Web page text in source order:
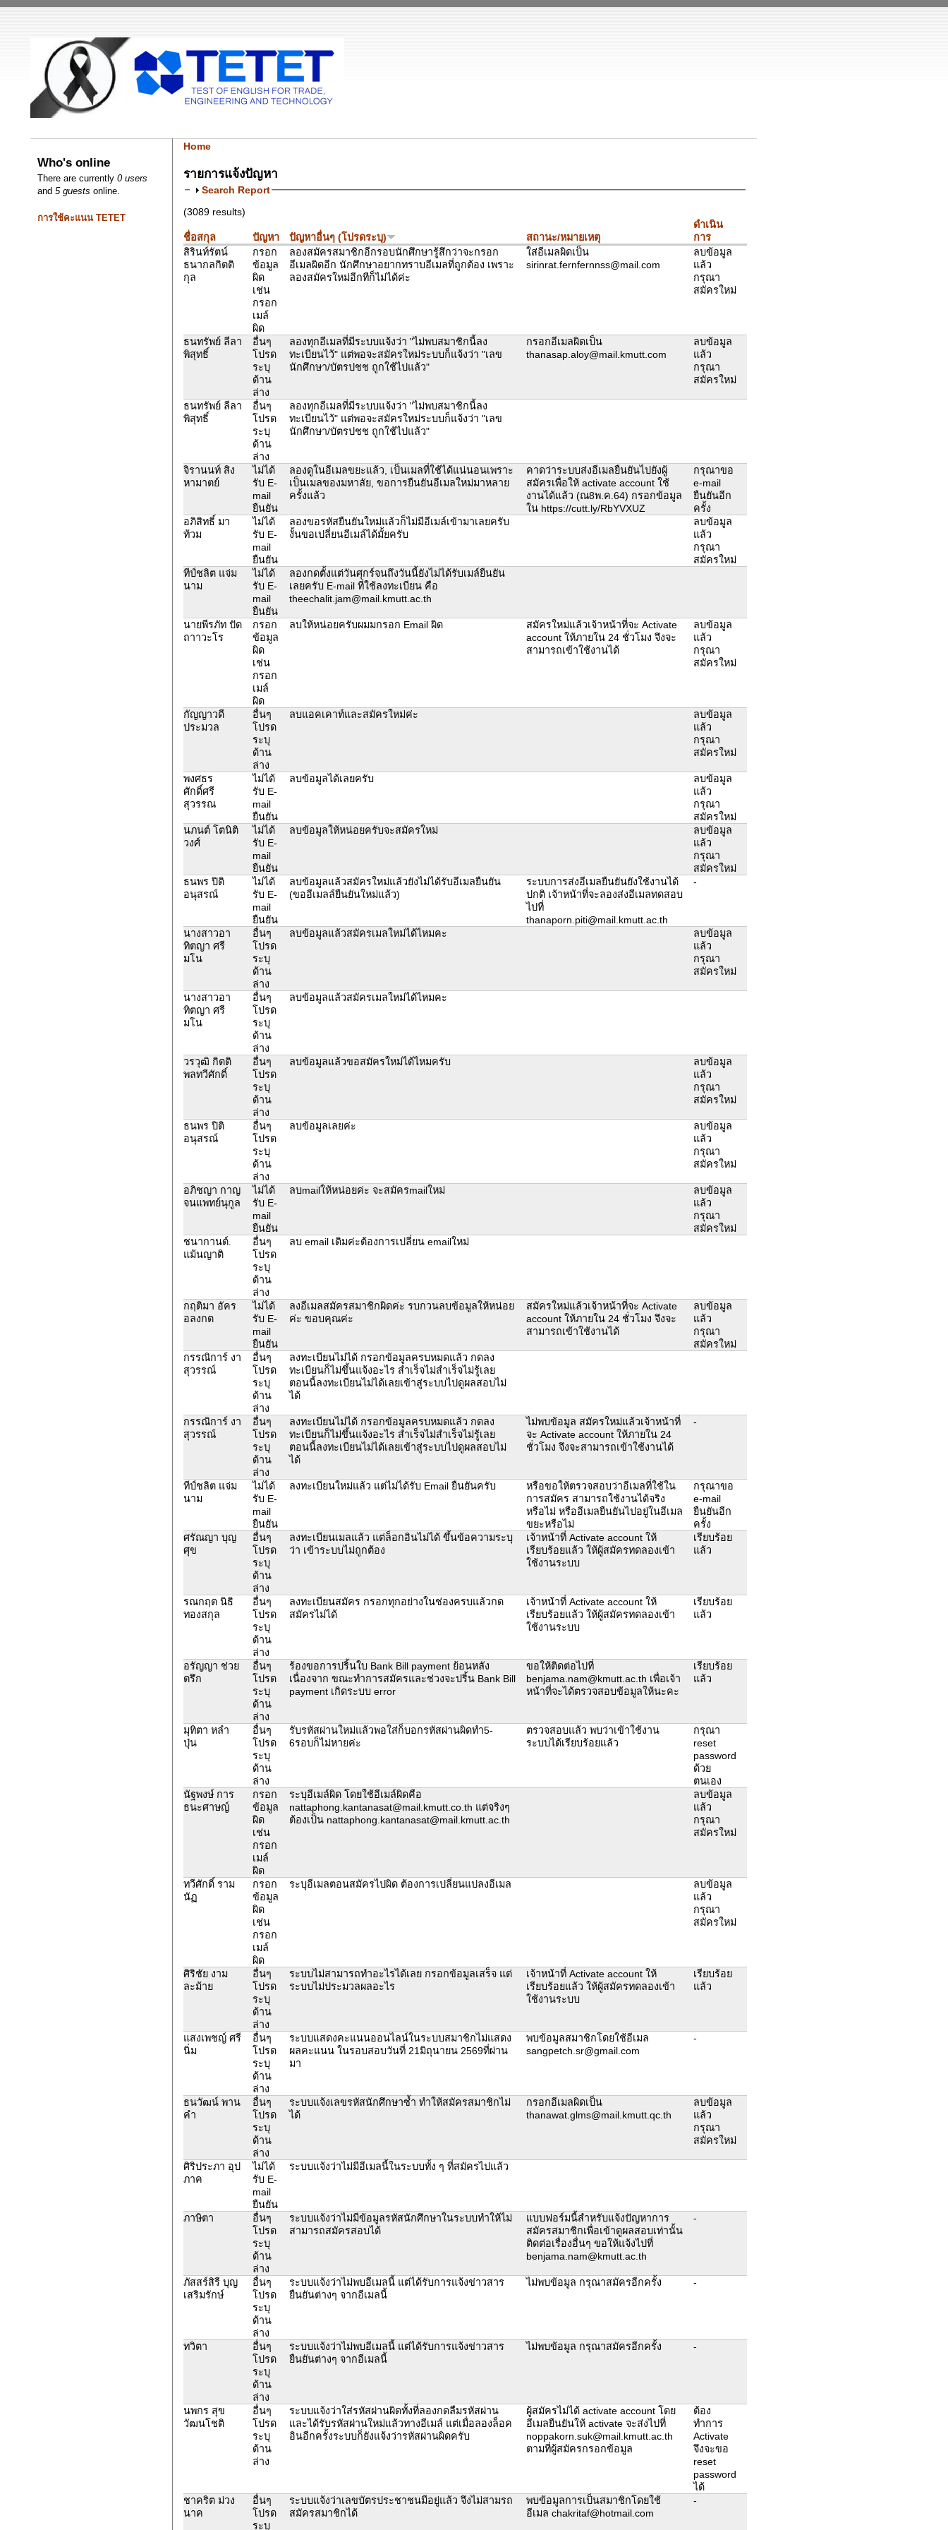
Who's online
There are currently0 users
and5 guests online.
การใช้คะแนน TETET
Home
รายการแจ้งปัญหา
Search Report
(3089 results)
ชื่อสกุล ปัญหา ปัญหาอื่นๆ (โปรดระบุ) สถานะ/หมายเหตุ
ดำเนิน
การ
สิรินท์รัตน์
ธนากลกิตติ
กุล
กรอก
ข้อมูล
ผิด
เช่น
กรอก
เมล์
ผิด
ลองสมัครสมาชิกอีกรอบนักศึกษารู้สึกว่าจะกรอก
อีเมลผิดอีก นักศึกษาอยากทราบอีเมลที่ถูกต้อง เพราะ
ลองสมัครใหม่อีกทีก็ไม่ได้ค่ะ
ใส่อีเมลผิดเป็น
sirinrat.fernfernnss@mail.com
ลบข้อมูล
แล้ว
กรุณา
สมัครใหม่
ธนทรัพย์ ลีลา
พิสุทธิ์
อื่นๆ
โปรด
ระบุ
ด้าน
ล่าง
ลองทุกอีเมลที่มีระบบแจ้งว่า "ไม่พบสมาชิกนี้ลง
ทะเบียนไว้" แต่พอจะสมัครใหม่ระบบก็แจ้งว่า "เลข
นักศึกษา/บัตรปชช ถูกใช้ไปแล้ว"
กรอกอีเมลผิดเป็น
thanasap.aloy@mail.kmutt.com
ลบข้อมูล
แล้ว
กรุณา
สมัครใหม่
ธนทรัพย์ ลีลา
พิสุทธิ์
อื่นๆ
โปรด
ระบุ
ด้าน
ล่าง
ลองทุกอีเมลที่มีระบบแจ้งว่า "ไม่พบสมาชิกนี้ลง
ทะเบียนไว้" แต่พอจะสมัครใหม่ระบบก็แจ้งว่า "เลข
นักศึกษา/บัตรปชช ถูกใช้ไปแล้ว"
จิรานนท์ สิง
หามาตย์
ไม่ได้
รับ E-
mail
ยืนยัน
ลองดูในอีเมลขยะแล้ว, เป็นเมลที่ใช้ได้แน่นอนเพราะ
เป็นเมลของมหาลัย, ขอการยืนยันอีเมลใหม่มาหลาย
ครั้งแล้ว
คาดว่าระบบส่งอีเมลยืนยันไปยังผู้
สมัครเพื่อให้ activate account ใช้
งานได้แล้ว (ณ8พ.ค.64) กรอกข้อมูล
ใน https://cutt.ly/RbYVXUZ
กรุณาขอ
e-mail
ยืนยันอีก
ครั้ง
อภิสิทธิ์ มา
ท้วม
ไม่ได้
รับ E-
mail
ยืนยัน
ลองขอรหัสยืนยันใหม่แล้วก็ไม่มีอีเมล์เข้ามาเลยครับ
งั้นขอเปลี่ยนอีเมล์ได้มั้ยครับ
ลบข้อมูล
แล้ว
กรุณา
สมัครใหม่
ทีป์ชลิต แจ่ม
นาม
ไม่ได้
รับ E-
mail
ยืนยัน
ลองกดตั้งแต่วันศุกร์จนถึงวันนี้ยังไม่ได้รับเมล์ยืนยัน
เลยครับ E-mail ที่ใช้ลงทะเบียน คือ
theechalit.jam@mail.kmutt.ac.th
นายพีรภัท ปัด
ถาาวะโร
กรอก
ข้อมูล
ผิด
เช่น
กรอก
เมล์
ผิด
ลบให้หน่อยครับผมมกรอก Email ผิด
สมัครใหม่แล้วเจ้าหน้าที่จะ Activate
account ให้ภายใน 24 ชั่วโมง จึงจะ
สามารถเข้าใช้งานได้
ลบข้อมูล
แล้ว
กรุณา
สมัครใหม่
กัญญาวดี
ประมวล
อื่นๆ
โปรด
ระบุ
ด้าน
ล่าง
ลบแอคเคาท์และสมัครใหม่ค่ะ
ลบข้อมูล
แล้ว
กรุณา
สมัครใหม่
พงศธร
ศักดิ์ศรี
สุวรรณ
ไม่ได้
รับ E-
mail
ยืนยัน
ลบข้อมูลได้เลยครับ
ลบข้อมูล
แล้ว
กรุณา
สมัครใหม่
นภนต์ โตนิติ
วงศ์
ไม่ได้
รับ E-
mail
ยืนยัน
ลบข้อมูลให้หน่อยครับจะสมัครใหม่
ลบข้อมูล
แล้ว
กรุณา
สมัครใหม่
ธนพร ปิติ
อนุสรณ์
ไม่ได้
รับ E-
mail
ยืนยัน
ลบข้อมูลแล้วสมัครใหม่แล้วยังไม่ได้รับอีเมลยืนยัน
(ขออีเมลล์ยืนยันใหม่แล้ว)
ระบบการส่งอีเมลยืนยันยังใช้งานได้
ปกติ เจ้าหน้าที่จะลองส่งอีเมลทดสอบ
ไปที่
thanaporn.piti@mail.kmutt.ac.th
-
นางสาวอา
ทิตญา ศรี
มโน
อื่นๆ
โปรด
ระบุ
ด้าน
ล่าง
ลบข้อมูลแล้วสมัครเมลใหม่ได้ไหมคะ
ลบข้อมูล
แล้ว
กรุณา
สมัครใหม่
นางสาวอา
ทิตญา ศรี
มโน
อื่นๆ
โปรด
ระบุ
ด้าน
ล่าง
ลบข้อมูลแล้วสมัครเมลใหม่ได้ไหมคะ
วรวุฒิ กิตติ
พลทวีศักดิ์
อื่นๆ
โปรด
ระบุ
ด้าน
ล่าง
ลบข้อมูลแล้วขอสมัครใหม่ได้ไหมครับ
ลบข้อมูล
แล้ว
กรุณา
สมัครใหม่
ธนพร ปิติ
อนุสรณ์
อื่นๆ
โปรด
ระบุ
ด้าน
ล่าง
ลบข้อมูลเลยค่ะ
ลบข้อมูล
แล้ว
กรุณา
สมัครใหม่
อภิชญา กาญ
จนแพทย์นุกูล
ไม่ได้
รับ E-
mail
ยืนยัน
ลบmailให้หน่อยค่ะ จะสมัครmailใหม่
ลบข้อมูล
แล้ว
กรุณา
สมัครใหม่
ชนากานต์.
แม้นญาติ
อื่นๆ
โปรด
ระบุ
ด้าน
ล่าง
ลบ email เดิมค่ะต้องการเปลี่ยน emailใหม่
กฤติมา อัคร
อลงกต
ไม่ได้
รับ E-
mail
ยืนยัน
ลงอีเมลสมัครสมาชิกผิดค่ะ รบกวนลบข้อมูลให้หน่อย
ค่ะ ขอบคุณค่ะ
สมัครใหม่แล้วเจ้าหน้าที่จะ Activate
account ให้ภายใน 24 ชั่วโมง จึงจะ
สามารถเข้าใช้งานได้
ลบข้อมูล
แล้ว
กรุณา
สมัครใหม่
กรรณิการ์ งา
สุวรรณ์
อื่นๆ
โปรด
ระบุ
ด้าน
ล่าง
ลงทะเบียนไม่ได้ กรอกข้อมูลครบหมดแล้ว กดลง
ทะเบียนก็ไม่ขึ้นแจ้งอะไร สำเร็จไม่สำเร็จไม่รู้เลย
ตอนนี้ลงทะเบียนไม่ได้เลยเข้าสู่ระบบไปดูผลสอบไม่
ได้
กรรณิการ์ งา
สุวรรณ์
อื่นๆ
โปรด
ระบุ
ด้าน
ล่าง
ลงทะเบียนไม่ได้ กรอกข้อมูลครบหมดแล้ว กดลง
ทะเบียนก็ไม่ขึ้นแจ้งอะไร สำเร็จไม่สำเร็จไม่รู้เลย
ตอนนี้ลงทะเบียนไม่ได้เลยเข้าสู่ระบบไปดูผลสอบไม่
ได้
ไม่พบข้อมูล สมัครใหม่แล้วเจ้าหน้าที่
จะ Activate account ให้ภายใน 24
ชั่วโมง จึงจะสามารถเข้าใช้งานได้
-
ทีป์ชลิต แจ่ม
นาม
ไม่ได้
รับ E-
mail
ยืนยัน
ลงทะเบียนใหม่แล้ว แต่ไม่ได้รับ Email ยืนยันครับ
หรือขอให้ตรวจสอบว่าอีเมลที่ใช้ใน
การสมัคร สามารถใช้งานได้จริง
หรือไม่ หรืออีเมลยืนยันไปอยู่ในอีเมล
ขยะหรือไม่
กรุณาขอ
e-mail
ยืนยันอีก
ครั้ง
ศรัณญา บุญ
ศุข
อื่นๆ
โปรด
ระบุ
ด้าน
ล่าง
ลงทะเบียนเมลแล้ว แต่ล็อกอินไม่ได้ ขึ้นข้อความระบุ
ว่า เข้าระบบไม่ถูกต้อง
เจ้าหน้าที่ Activate account ให้
เรียบร้อยแล้ว ให้ผู้สมัครทดลองเข้า
ใช้งานระบบ
เรียบร้อย
แล้ว
รณกฤต นิธิ
ทองสกุล
อื่นๆ
โปรด
ระบุ
ด้าน
ล่าง
ลงทะเบียนสมัคร กรอกทุกอย่างในช่องครบแล้วกด
สมัครไม่ได้
เจ้าหน้าที่ Activate account ให้
เรียบร้อยแล้ว ให้ผู้สมัครทดลองเข้า
ใช้งานระบบ
เรียบร้อย
แล้ว
อรัญญา ช่วย
ตรึก
อื่นๆ
โปรด
ระบุ
ด้าน
ล่าง
ร้องขอการปริ้นใบ Bank Bill payment ย้อนหลัง
เนื่องจาก ขณะทำการสมัครและช่วงจะปริ้น Bank Bill
payment เกิดระบบ error
ขอให้ติดต่อไปที่
benjama.nam@kmutt.ac.th เพื่อเจ้า
หน้าที่จะได้ตรวจสอบข้อมูลให้นะคะ
เรียบร้อย
แล้ว
มุทิตา หลำ
ปุ่น
อื่นๆ
โปรด
ระบุ
ด้าน
ล่าง
รับรหัสผ่านใหม่แล้วพอใส่ก็บอกรหัสผ่านผิดทำ5-
6รอบก็ไม่หายค่ะ
ตรวจสอบแล้ว พบว่าเข้าใช้งาน
ระบบได้เรียบร้อยแล้ว
กรุณา
reset
password
ด้วย
ตนเอง
นัฐพงษ์ การ
ธนะศาษญ์
กรอก
ข้อมูล
ผิด
เช่น
กรอก
เมล์
ผิด
ระบุอีเมล์ผิด โดยใช้อีเมล์ผิดคือ
nattaphong.kantanasat@mail.kmutt.co.th แต่จริงๆ
ต้องเป็น nattaphong.kantanasat@mail.kmutt.ac.th
ลบข้อมูล
แล้ว
กรุณา
สมัครใหม่
ทวีศักดิ์ ราม
นัฏ
กรอก
ข้อมูล
ผิด
เช่น
กรอก
เมล์
ผิด
ระบุอีเมลตอนสมัครไปผิด ต้องการเปลี่ยนแปลงอีเมล
ลบข้อมูล
แล้ว
กรุณา
สมัครใหม่
ศิริชัย งาม
ละม้าย
อื่นๆ
โปรด
ระบุ
ด้าน
ล่าง
ระบบไม่สามารถทำอะไรได้เลย กรอกข้อมูลเสร็จ แต่
ระบบไม่ประมวลผลอะไร
เจ้าหน้าที่ Activate account ให้
เรียบร้อยแล้ว ให้ผู้สมัครทดลองเข้า
ใช้งานระบบ
เรียบร้อย
แล้ว
แสงเพชญ์ ศรี
นิ่ม
อื่นๆ
โปรด
ระบุ
ด้าน
ล่าง
ระบบแสดงคะแนนออนไลน์ในระบบสมาชิกไม่แสดง
ผลคะแนน ในรอบสอบวันที่ 21มิถุนายน 2569ที่ผ่าน
มา
พบข้อมูลสมาชิกโดยใช้อีเมล
sangpetch.sr@gmail.com
-
ธนวัฒน์ พาน
คำ
อื่นๆ
โปรด
ระบุ
ด้าน
ล่าง
ระบบแจ้งเลขรหัสนักศึกษาซ้ำ ทำให้สมัครสมาชิกไม่
ได้
กรอกอีเมลผิดเป็น
thanawat.glms@mail.kmutt.qc.th
ลบข้อมูล
แล้ว
กรุณา
สมัครใหม่
ศิริประภา อุป
ภาค
ไม่ได้
รับ E-
mail
ยืนยัน
ระบบแจ้งว่าไม่มีอีเมลนี้ในระบบทั้ง ๆ ที่สมัครไปแล้ว
ภาษิตา
อื่นๆ
โปรด
ระบุ
ด้าน
ล่าง
ระบบแจ้งว่าไม่มีข้อมูลรหัสนักศึกษาในระบบทำให้ไม่
สามารถสมัครสอบได้
แบบฟอร์มนี้สำหรับแจ้งปัญหาการ
สมัครสมาชิกเพื่อเข้าดูผลสอบเท่านั้น
ติดต่อเรื่องอื่นๆ ขอให้แจ้งไปที่
benjama.nam@kmutt.ac.th
-
ภัสสร์สิรี บุญ
เสริมรักษ์
อื่นๆ
โปรด
ระบุ
ด้าน
ล่าง
ระบบแจ้งว่าไม่พบอีเมลนี้ แต่ได้รับการแจ้งข่าวสาร
ยืนยันต่างๆ จากอีเมลนี้
ไม่พบข้อมูล กรุณาสมัครอีกครั้ง -
ทวิตา
อื่นๆ
โปรด
ระบุ
ด้าน
ล่าง
ระบบแจ้งว่าไม่พบอีเมลนี้ แต่ได้รับการแจ้งข่าวสาร
ยืนยันต่างๆ จากอีเมลนี้
ไม่พบข้อมูล กรุณาสมัครอีกครั้ง -
นพกร สุข
วัฒนโชติ
อื่นๆ
โปรด
ระบุ
ด้าน
ล่าง
ระบบแจ้งว่าใส่รหัสผ่านผิดทั้งที่ลองกดลืมรหัสผ่าน
และได้รับรหัสผ่านใหม่แล้วทางอีเมล์ แต่เมื่อลองล็อค
อินอีกครั้งระบบก็ยังแจ้งว่ารหัสผ่านผิดครับ
ผู้สมัครไม่ได้ activate account โดย
อีเมลยืนยันให้ activate จะส่งไปที่
noppakorn.suk@mail.kmutt.ac.th
ตามที่ผู้สมัครกรอกข้อมูล
ต้อง
ทำการ
Activate
จึงจะขอ
reset
password
ได้
ชาคริต ม่วง
นาค
อื่นๆ
โปรด
ระบุ
ระบบแจ้งว่าเลขบัตรประชาชนมีอยู่แล้ว จึงไม่สามรถ
สมัครสมาชิกได้
พบข้อมูลการเป็นสมาชิกโดยใช้
อีเมล chakritaf@hotmail.com
-